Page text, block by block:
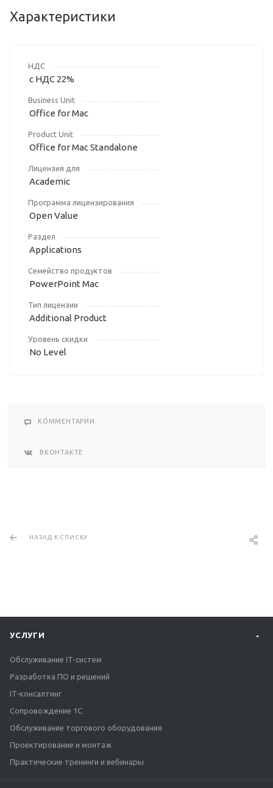
Характеристики
НДС
с НДС 22%
Business Unit
Office for Mac
Product Unit
Office for Mac Standalone
Лицензия для
Academic
Программа лицензирования
Open Value
Раздел
Applications
Семейство продуктов
PowerPoint Mac
Тип лицензии
Additional Product
Уровень скидки
No Level
КОММЕНТАРИИ
ВКОНТАКТЕ
НАЗАД К СПИСКУ
УСЛУГИ
Обслуживание IT-систем
Разработка ПО и решений
IT-консалтинг
Сопровождение 1С
Обслуживание торгового оборудования
Проектирование и монтаж
Практические тренинги и вебинары